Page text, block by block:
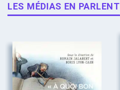
LES MÉDIAS EN PARLENT